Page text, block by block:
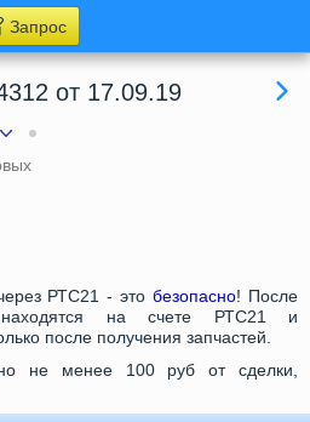
Запрос
от 17.09.19
РТС21 - это безопасно! После
на счете РТС21 и
после получения запчастей.
не менее 100 руб от сделки,